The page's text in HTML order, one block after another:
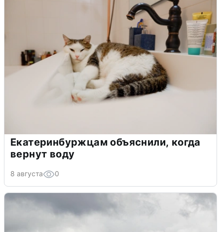
Екатеринбуржцам объяснили, когда
вернут воду
8 августа 0